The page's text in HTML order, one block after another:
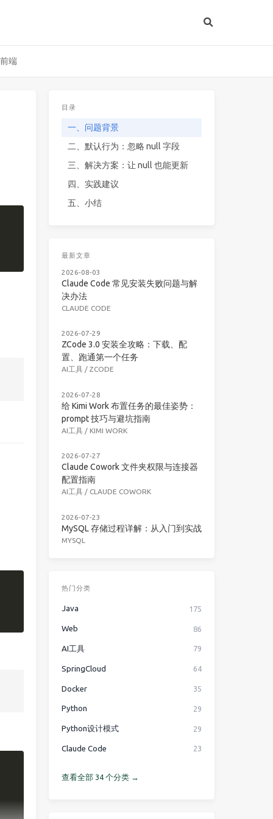
端
目录
一、问题背景
二、默认行为：忽略 null 字段
三、解决方案：让 null 也能更新
四、实践建议
五、小结
最新文章
2026-08-03
Claude Code 常见安装失败问题与解
决办法
CLAUDE CODE
2026-07-29
ZCode 3.0 安装全攻略：下载、配
置、跑通第一个任务
AI工具/ ZCODE
2026-07-28
给 Kimi Work 布置任务的最佳姿势：
prompt 技巧与避坑指南
AI工具 / KIMI WORK
2026-07-27
Claude Cowork 文件夹权限与连接器
配置指南
AI工具/ CLAUDE COWORK
2026-07-23
MySQL 存储过程详解：从入门到实战
MYSQL
热门分类
Java 175
Web 86
AI工具 79
SpringCloud 64
Docker 35
Python 29
Python设计模式 29
Claude Code 23
查看全部 34 个分类 →